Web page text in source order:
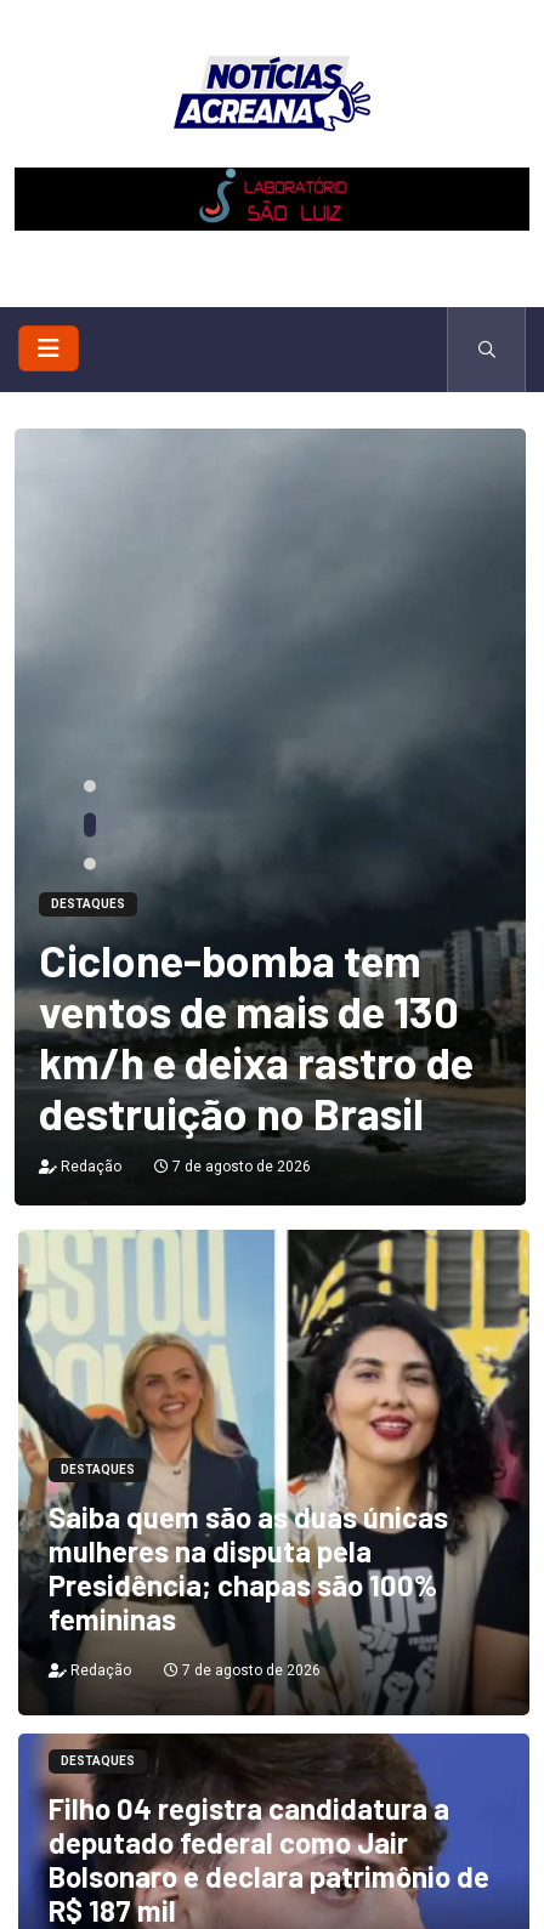
DESTAQUES
Ciclone-bomba tem
ventos de mais de 130
km/h e deixa rastro de
destruição no Brasil
Redação 7 de agosto de 2026
DESTAQUES
Saiba quem são as duas únicas
mulheres na disputa pela
Presidência; chapas são 100%
femininas
Redação 7 de agosto de 2026
DESTAQUES
Filho 04 registra candidatura a
deputado federal como Jair
Bolsonaro e declara patrimônio de
R$ 187 mil